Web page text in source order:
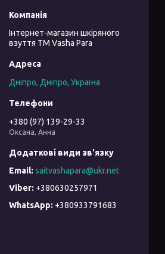
Інтернет-магазин шкіряного
взуття ТМ Vasha Para
Дніпро, Дніпро, Україна
+380 (97) 139-29-33
Оксана, Анна
saitvashapara@ukr.net
+380630257971
+380933791683